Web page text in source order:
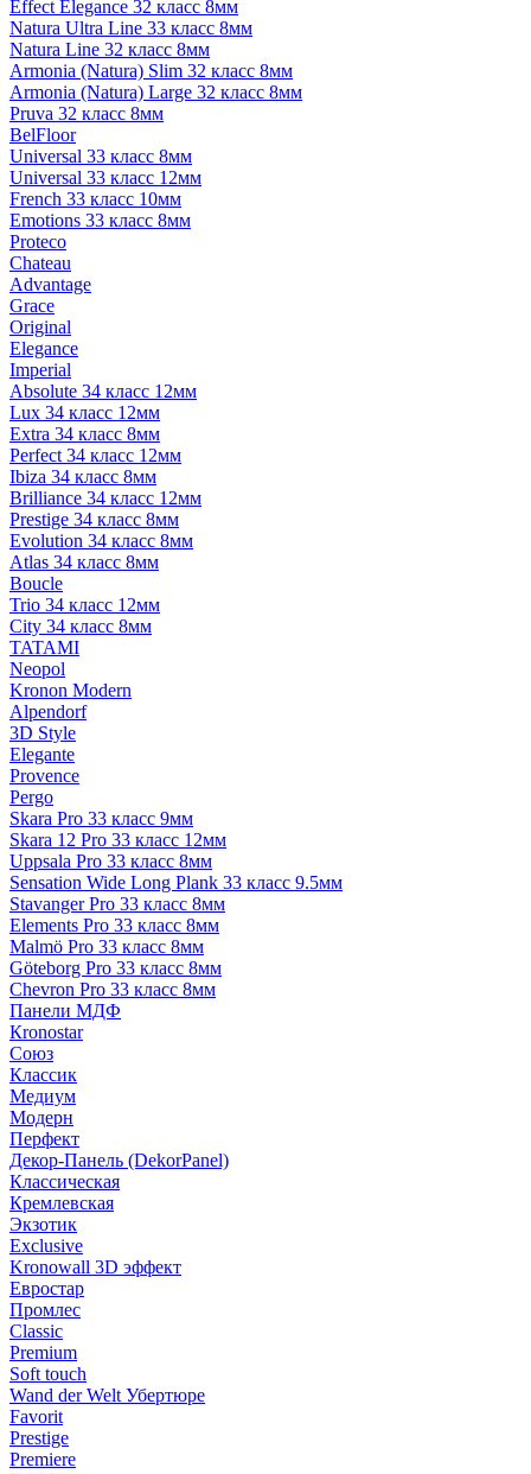
Effect Elegance 32 класс 8мм
Natura Ultra Line 33 класс 8мм
Natura Line 32 класс 8мм
Armonia (Natura) Slim 32 класс 8мм
Armonia (Natura) Large 32 класс 8мм
Pruva 32 класс 8мм
BelFloor
Universal 33 класс 8мм
Universal 33 класс 12мм
French 33 класс 10мм
Emotions 33 класс 8мм
Proteco
Chateau
Advantage
Grace
Original
Elegance
Imperial
Absolute 34 класс 12мм
Lux 34 класс 12мм
Extra 34 класс 8мм
Perfect 34 класс 12мм
Ibiza 34 класс 8мм
Brilliance 34 класс 12мм
Prestige 34 класс 8мм
Evolution 34 класс 8мм
Atlas 34 класс 8мм
Boucle
Trio 34 класс 12мм
City 34 класс 8мм
TATAMI
Neopol
Kronon Modern
Alpendorf
3D Style
Elegante
Provence
Pergo
Skara Pro 33 класс 9мм
Skara 12 Pro 33 класс 12мм
Uppsala Pro 33 класс 8мм
Sensation Wide Long Plank 33 класс 9.5мм
Stavanger Pro 33 класс 8мм
Elements Pro 33 класс 8мм
Malmö Pro 33 класс 8мм
Göteborg Pro 33 класс 8мм
Chevron Pro 33 класс 8мм
Панели МДФ
Кronostar
Союз
Классик
Медиум
Модерн
Перфект
Декор-Панель (DekorPanel)
Классическая
Кремлевская
Экзотик
Exclusive
Kronowall 3D эффект
Евростар
Промлес
Classic
Premium
Soft touch
Wand der Welt Убертюре
Favorit
Prestige
Premiere